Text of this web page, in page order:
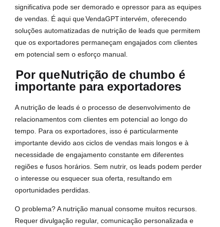
significativa pode ser demorado e opressor para as equipes
de vendas. É aqui queVendaGPTintervém, oferecendo
soluções automatizadas de nutrição de leads que permitem
que os exportadores permaneçam engajados com clientes
em potencial sem o esforço manual.
Por queNutrição de chumbo é
importante para exportadores
A nutrição de leads é o processo de desenvolvimento de
relacionamentos com clientes em potencial ao longo do
tempo. Para os exportadores, isso é particularmente
importante devido aos ciclos de vendas mais longos e à
necessidade de engajamento constante em diferentes
regiões e fusos horários. Sem nutrir, os leads podem perder
o interesse ou esquecer sua oferta, resultando em
oportunidades perdidas.
O problema? A nutrição manual consome muitos recursos.
Requer divulgação regular, comunicação personalizada e